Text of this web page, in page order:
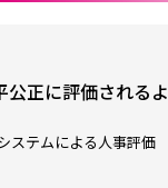
正に評価される
ステムによる人事評価